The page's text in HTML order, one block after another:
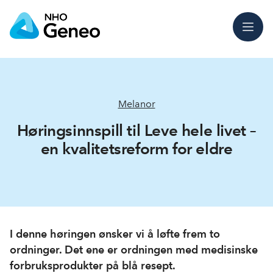
Meny
Melanor
Høringsinnspill til Leve hele livet –
en kvalitetsreform for eldre
I denne høringen ønsker vi å løfte frem to
ordninger. Det ene er ordningen med medisinske
forbruksprodukter på blå resept.